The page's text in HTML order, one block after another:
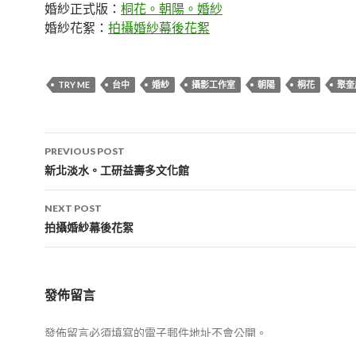
婚紗正式版： 桐花。朝陽。婚紗
婚紗花絮： 拍攝婚紗幕後花絮
TRY ME 台中 婚紗 攝影工作室 朝陽 桐花 聚奎
Post
navigation
PREVIOUS POST
新北淡水。工研益壽多文化館
NEXT POST
拍攝婚紗幕後花絮
發佈留言
發佈留言必須填寫的電子郵件地址不會公開。